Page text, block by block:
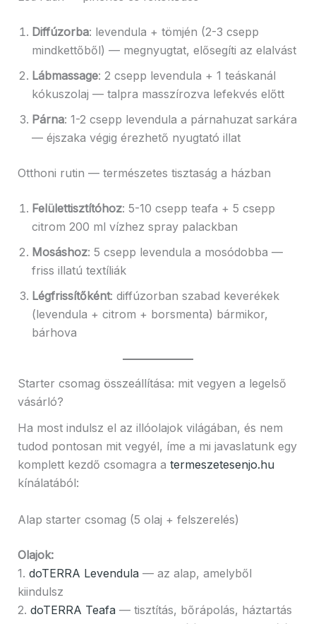
Diffúzorba: levendula + tömjén (2-3 csepp
mindkettőből) — megnyugtat, elősegíti az elalvást
Lábmassage: 2 csepp levendula + 1 teáskanál
kókuszolaj — talpra masszírozva lefekvés előtt
Párna: 1-2 csepp levendula a párnahuzat sarkára
— éjszaka végig érezhető nyugtató illat
Otthoni rutin — természetes tisztaság a házban
Felülettisztítóhoz: 5-10 csepp teafa + 5 csepp
citrom 200 ml vízhez spray palackban
Mosáshoz: 5 csepp levendula a mosódobba —
friss illatú textíliák
Légfrissítőként: diffúzorban szabad keverékek
(levendula + citrom + borsmenta) bármikor,
bárhova
Starter csomag összeállítása: mit vegyen a legelső
vásárló?
Ha most indulsz el az illóolajok világában, és nem
tudod pontosan mit vegyél, íme a mi javaslatunk egy
komplett kezdő csomagra a termeszetesenjo.hu
kínálatából:
Alap starter csomag (5 olaj + felszerelés)
Olajok:
1. doTERRA Levendula — az alap, amelyből
kiindulsz
2. doTERRA Teafa — tisztítás, bőrápolás, háztartás